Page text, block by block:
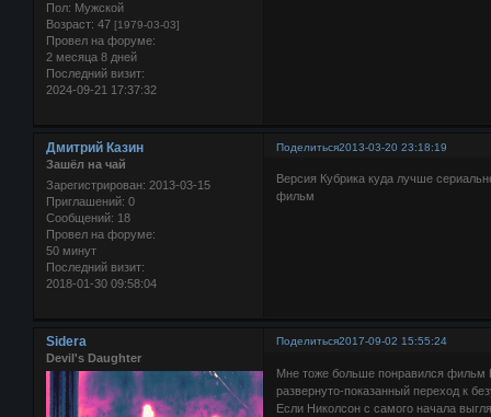
Пол: Мужской
Возраст: 47 [1979-03-03]
Провел на форуме:
2 месяца 8 дней
Последний визит:
2024-09-21 17:37:32
Поделиться2013-03-20 23:18:19
Дмитрий Казин
Зашёл на чай
Зарегистрирован: 2013-03-15
Приглашений: 0
Сообщений: 18
Провел на форуме:
50 минут
Последний визит:
2018-01-30 09:58:04
Версия Кубрика куда лучше
фильм
Поделиться2017-09-02 15:55:24
Sidera
Devil's Daughter
Мне тоже больше понравился фильм
развернуто-показанный переход к
Если Николсон с самого начала